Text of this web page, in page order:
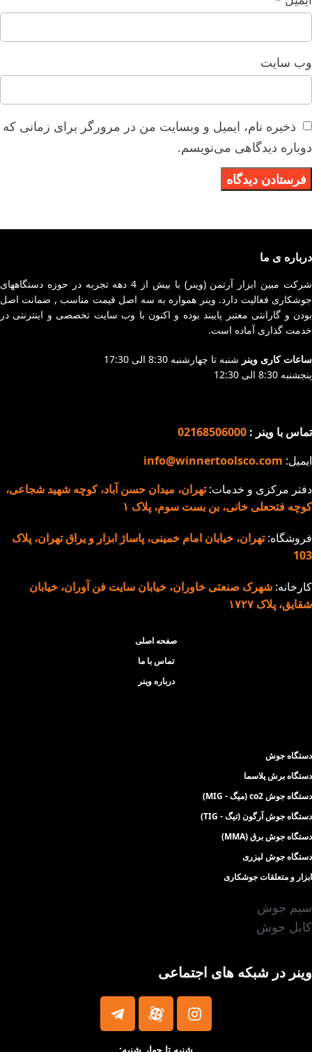
وب‌ سایت
ذخیره نام، ایمیل و وبسایت من در مرورگر برای زمانی که
دوباره دیدگاهی می‌نویسم.
درباره ی ما
شرکت مبین ابزار آرتمن (وینر) با بیش از 4 دهه تجربه در حوزه دستگاههای
جوشکاری فعالیت دارد. وینر همواره به سه اصل قیمت مناسب , ضمانت اصل
بودن و گارانتی معتبر پایبند بوده و اکنون با وب سایت تخصصی و اینترنتی در
خدمت گذاری آماده است.
ساعات کاری وینر شنبه تا چهارشنبه 8:30 الی 17:30
پنجشنبه 8:30 الی 12:30
تماس با وینر : 02168506000
ایمیل: info@winnertoolsco.com
دفتر مرکزی و خدمات:تهران، میدان حسن آباد، کوچه شهید شجاعی،
کوچه فتحعلی خانی، بن بست سوم، پلاک ۱
فروشگاه:تهران، خیابان امام خمینی، پاساژ ابزار و یراق تهران، پلاک
103
کارخانه: شهرک صنعتی خاوران، خیابان سایت فن آوران، خیابان
شقایق، پلاک ۱۷۲۷
صفحه اصلی
تماس با ما
درباره وینر
دستگاه جوش
دستگاه برش پلاسما
دستگاه جوش co2 (میگ - MIG)
دستگاه جوش آرگون (تیگ - TIG)
دستگاه جوش برق (MMA)
دستگاه جوش لیزری
ابزار و متعلقات جوشکاری
سیم جوش
کابل جوش
وینر در شبکه های اجتماعی